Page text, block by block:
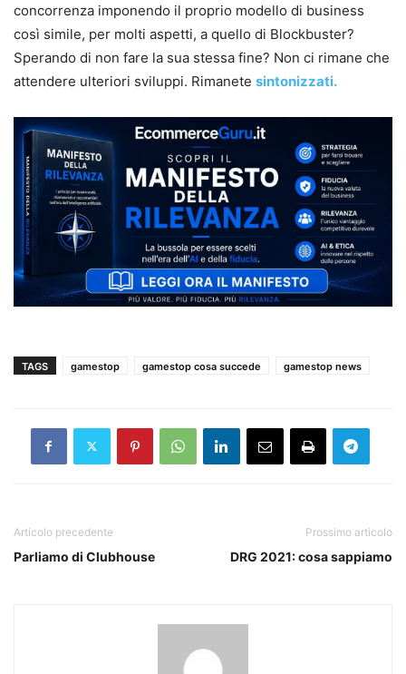
concorrenza imponendo il proprio modello di business
così simile, per molti aspetti, a quello di Blockbuster?
Sperando di non fare la sua stessa fine? Non ci rimane che
attendere ulteriori sviluppi. Rimanete sintonizzati.
TAGS gamestop gamestop cosa succede gamestop news
Articolo precedente
Parliamo di Clubhouse
Prossimo articolo
DRG 2021: cosa sappiamo